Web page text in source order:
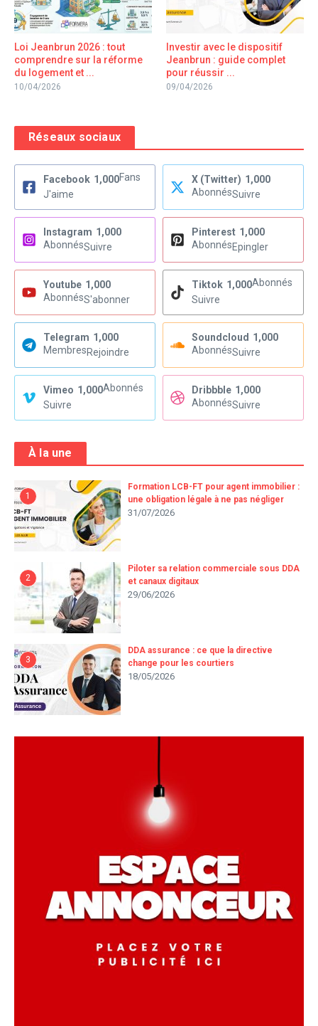
Loi Jeanbrun 2026 : tout
comprendre sur la réforme
du logement et ...
10/04/2026
Investir avec le dispositif
Jeanbrun : guide complet
pour réussir ...
09/04/2026
Réseaux sociaux
Facebook 1,000Fans
J'aime
X (Twitter) 1,000
AbonnésSuivre
Instagram 1,000
AbonnésSuivre
Pinterest 1,000
AbonnésEpingler
Youtube 1,000
AbonnésS'abonner
Tiktok 1,000Abonnés
Suivre
Telegram 1,000
MembresRejoindre
Soundcloud 1,000
AbonnésSuivre
Vimeo 1,000Abonnés
Suivre
Dribbble 1,000
AbonnésSuivre
À la une
1
Formation LCB-FT pour agent immobilier :
une obligation légale à ne pas négliger
31/07/2026
2
Piloter sa relation commerciale sous DDA
et canaux digitaux
29/06/2026
3
DDA assurance : ce que la directive
change pour les courtiers
18/05/2026